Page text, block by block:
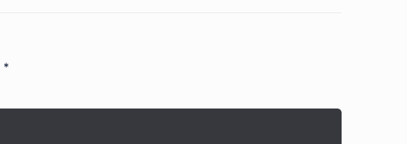
*